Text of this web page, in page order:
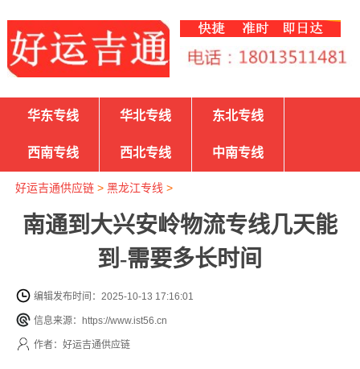
华东专线 华北专线 东北专线
西南专线 西北专线 中南专线
好运吉通供应链> 黑龙江专线 >
南通到大兴安岭物流专线几天能
到-需要多长时间
编辑发布时间：2025-10-13 17:16:01
信息来源：https://www.ist56.cn
作者：好运吉通供应链